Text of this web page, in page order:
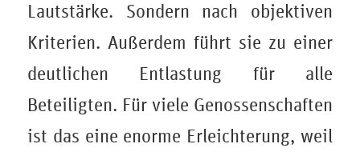
Lautstärke. Sondern nach objektiven
Kriterien. Außerdem führt sie zu einer
deutlichen Entlastung für alle
Beteiligten. Für viele Genossenschaften
ist das eine enorme Erleichterung, weil